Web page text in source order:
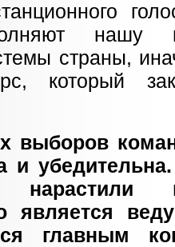
нашу
страны,
который
выборов
и
нарастили
является
главным